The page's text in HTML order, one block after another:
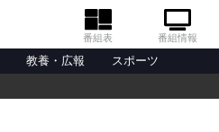
番組表 番組情報
教養・広報
スポーツ